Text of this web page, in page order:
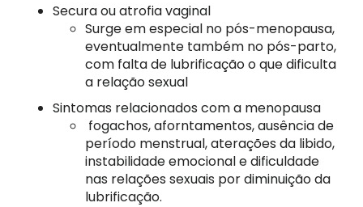
Secura ou atrofia vaginal
Surge em especial no pós-menopausa,
eventualmente também no pós-parto,
com falta de lubrificação o que dificulta
a relação sexual
Sintomas relacionados com a menopausa
fogachos, aforntamentos, ausência de
período menstrual, aterações da libido,
instabilidade emocional e dificuldade
nas relações sexuais por diminuição da
lubrificação.